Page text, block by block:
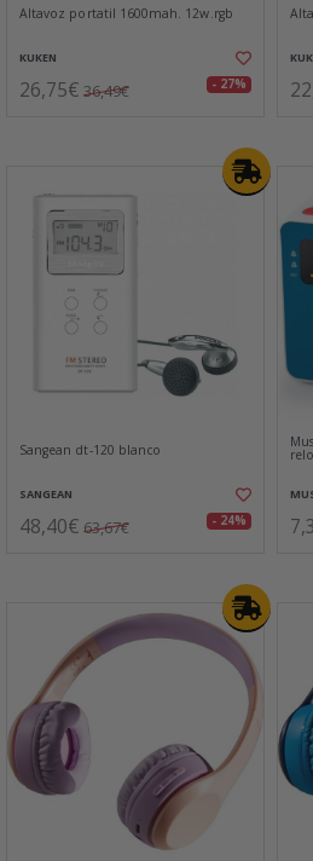
Altavoz portatil 1600mah. 12w.rgb
KUKEN
26,75€ 36,49€ - 27%
Sangean dt-120 blanco
SANGEAN
48,40€ 63,67€ - 24%